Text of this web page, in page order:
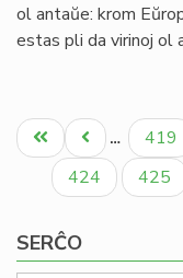
ol antaŭe: krom
estas pli da virinoj ol
Pagination
Unua
paĝo
Antaŭa
paĝo
… Paĝo
419
Paĝo
424 Paĝo
425
SERĈO